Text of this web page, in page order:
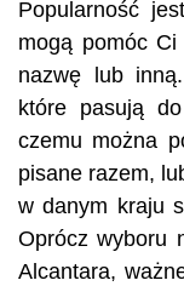
Popularność
mogą pomóc Ci
nazwę lub
które pasują
czemu można
pisane razem,
w danym kraju
Oprócz wyboru
Alcantara,